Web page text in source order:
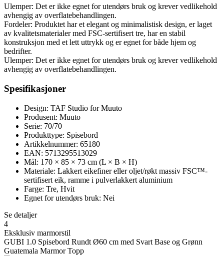
Ulemper: Det er ikke egnet for utendørs bruk og krever vedlikehold
avhengig av overflatebehandlingen.
Fordeler: Produktet har et elegant og minimalistisk design, er laget
av kvalitetsmaterialer med FSC-sertifisert tre, har en stabil
konstruksjon med et lett uttrykk og er egnet for både hjem og
bedrifter.
Ulemper: Det er ikke egnet for utendørs bruk og krever vedlikehold
avhengig av overflatebehandlingen.
Spesifikasjoner
Design: TAF Studio for Muuto
Produsent: Muuto
Serie: 70/70
Produkttype: Spisebord
Artikkelnummer: 65180
EAN: 5713295513029
Mål: 170 × 85 × 73 cm (L × B × H)
Materiale: Lakkert eikefiner eller oljet/røkt massiv FSC™-
sertifisert eik, ramme i pulverlakkert aluminium
Farge: Tre, Hvit
Egnet for utendørs bruk: Nei
Se detaljer
4
Eksklusiv marmorstil
GUBI 1.0 Spisebord Rundt Ø60 cm med Svart Base og Grønn
Guatemala Marmor Topp